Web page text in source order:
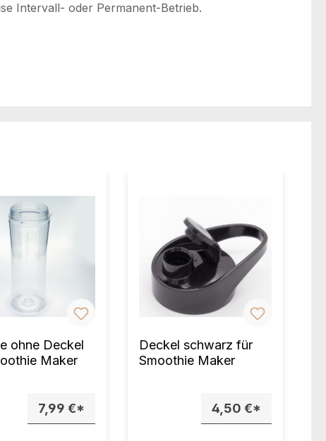
Intervall- oder Permanent-Betrieb.
ohne Deckel
Maker
7,99 €*
Deckel schwarz für
Smoothie Maker
4,50 €*